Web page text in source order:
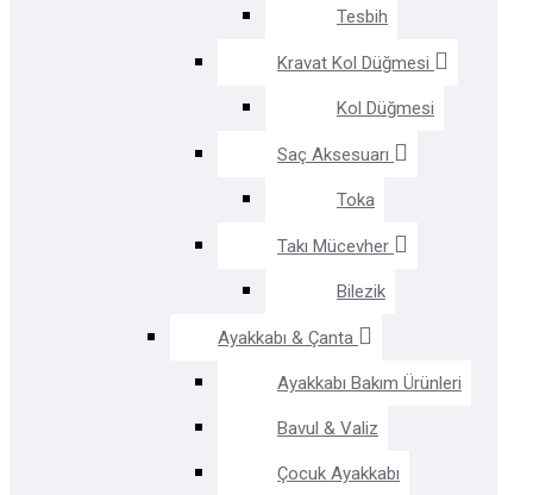
Tesbih
Kravat Kol Düğmesi
Kol Düğmesi
Saç Aksesuarı
Toka
Takı Mücevher
Bilezik
Ayakkabı & Çanta
Ayakkabı Bakım Ürünleri
Bavul & Valiz
Çocuk Ayakkabı